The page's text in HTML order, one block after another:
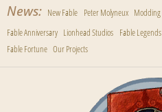
News New Fable Peter Molyneux Modding
Fable Anniversary Lionhead Studios Fable Legends
Fable Fortune Our Projects